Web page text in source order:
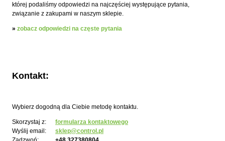
której podaliśmy odpowiedzi na najczęściej występujące pytania,
związanie z zakupami w naszym sklepie.
» zobacz odpowiedzi na częste pytania
Kontakt:
Wybierz dogodną dla Ciebie metodę kontaktu.
Skorzystaj z:
formularza kontaktowego
Wyślij email: sklep@control.pl